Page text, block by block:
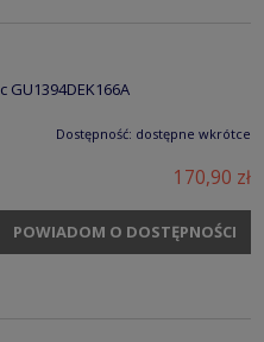
Dostępność: dostępne wkrótce
170,90 zł
POWIADOM O DOSTĘPNOŚCI